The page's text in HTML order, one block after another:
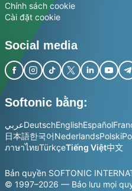
Chính sách cookie
Cài đặt cookie
Social media
Softonic bằng:
عربيDeutschEnglishEspañol
日本語한국어NederlandsPolski
ภาษาไทยTürkçeTiếng Việt中文
Bản quyền SOFTONIC
© 1997–2026 — Bảo lưu mọi